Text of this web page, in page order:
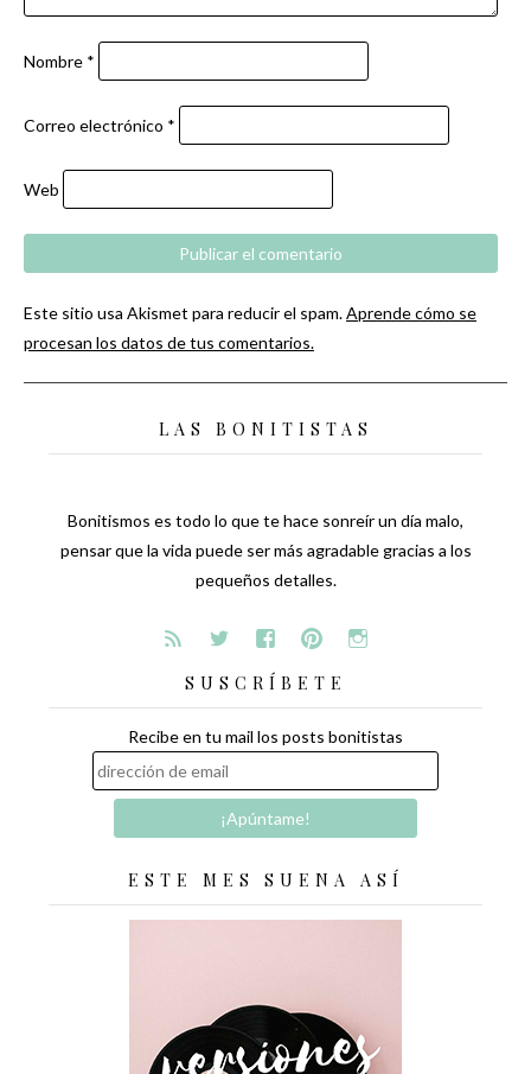
Nombre *
Correo electrónico *
Web
Este sitio usa Akismet para reducir el spam.Aprende cómo se
procesan los datos de tus comentarios.
LAS BONITISTAS
Bonitismos es todo lo que te hace sonreír un día malo,
pensar que la vida puede ser más agradable gracias a los
pequeños detalles.
SUSCRÍBETE
Recibe en tu mail los posts bonitistas
ESTE MES SUENA ASÍ